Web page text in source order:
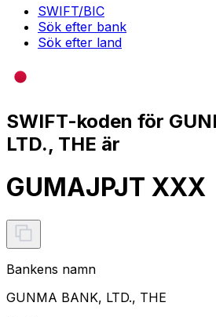
SWIFT/BIC
Sök efter bank
Sök efter land
SWIFT-koden för
LTD., THE är
GUMAJPJT XXX
Bankens namn
GUNMA BANK, LTD., THE